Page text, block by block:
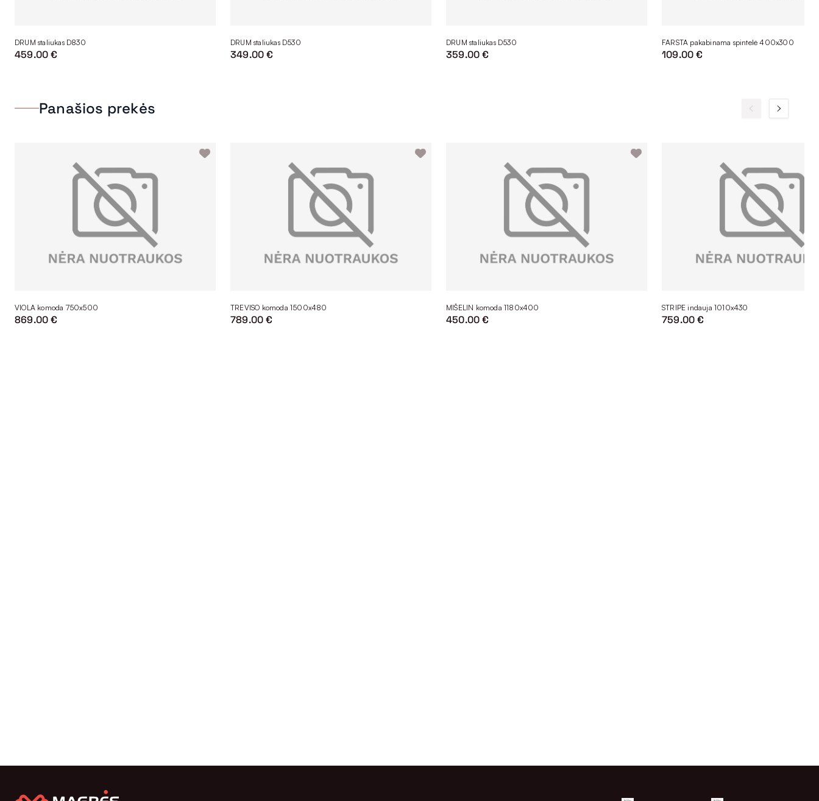
DRUM staliukas D830
459.00 €
DRUM staliukas D530
349.00 €
DRUM staliukas D530
359.00 €
FARSTA pakabinama spintelė 400x300
109.00 €
Panašios prekės
VIOLA komoda 750x500
869.00 €
TREVISO komoda 1500x480
789.00 €
MIŠELIN komoda 1180x400
450.00 €
STRIPE indauja 1010x430
759.00 €